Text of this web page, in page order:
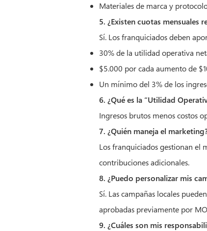
Materiales de marca y
5. ¿Existen cuotas mensuales
Sí. Los franquiciados deben
30% de la utilidad operativa
$5.000 por cada aumento de
Un mínimo del 3% de los
6. ¿Qué es la “Utilidad
Ingresos brutos menos costos
7. ¿Quién maneja el
Los franquiciados gestionan el
contribuciones adicionales.
8. ¿Puedo personalizar mis
Sí. Las campañas locales
aprobadas previamente por
9. ¿Cuáles son mis